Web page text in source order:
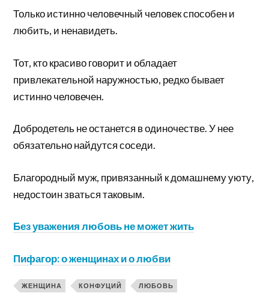
Только истинно человечный человек способен и
любить, и ненавидеть.
Тот, кто красиво говорит и обладает
привлекательной наружностью, редко бывает
истинно человечен.
Добродетель не останется в одиночестве. У нее
обязательно найдутся соседи.
Благородный муж, привязанный к домашнему уюту,
недостоин зваться таковым.
Без уважения любовь не может жить
Пифагор: о женщинах и о любви
ЖЕНЩИНА КОНФУЦИЙ ЛЮБОВЬ